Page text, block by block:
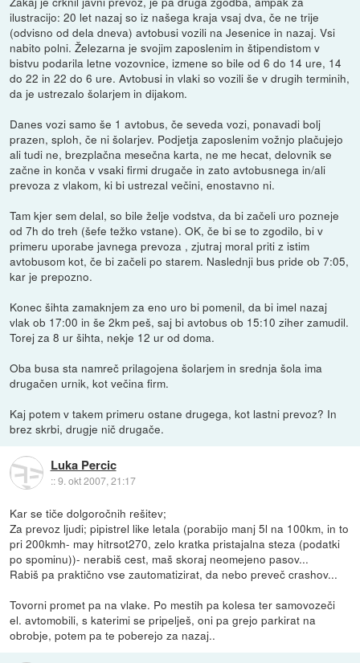
ilustracijo: 20 let nazaj so iz našega kraja vsaj dva, če ne trije
(odvisno od dela dneva) avtobusi vozili na Jesenice in nazaj. Vsi
nabito polni. Železarna je svojim zaposlenim in štipendistom v
bistvu podarila letne vozovnice, izmene so bile od 6 do 14 ure, 14
do 22 in 22 do 6 ure. Avtobusi in vlaki so vozili še v drugih terminih,
da je ustrezalo šolarjem in dijakom.
Danes vozi samo še 1 avtobus, če seveda vozi, ponavadi bolj
prazen, sploh, če ni šolarjev. Podjetja zaposlenim vožnjo plačujejo
ali tudi ne, brezplačna mesečna karta, ne me hecat, delovnik se
začne in konča v vsaki firmi drugače in zato avtobusnega in/ali
prevoza z vlakom, ki bi ustrezal večini, enostavno ni.
Tam kjer sem delal, so bile želje vodstva, da bi začeli uro pozneje
od 7h do treh (šefe težko vstane). OK, če bi se to zgodilo, bi v
primeru uporabe javnega prevoza , zjutraj moral priti z istim
avtobusom kot, če bi začeli po starem. Naslednji bus pride ob 7:05,
kar je prepozno.
Konec šihta zamaknjem za eno uro bi pomenil, da bi imel nazaj
vlak ob 17:00 in še 2km peš, saj bi avtobus ob 15:10 ziher zamudil.
Torej za 8 ur šihta, nekje 12 ur od doma.
Oba busa sta namreč prilagojena šolarjem in srednja šola ima
drugačen urnik, kot večina firm.
Kaj potem v takem primeru ostane drugega, kot lastni prevoz? In
brez skrbi, drugje nič drugače.
Luka Percic
::9. okt 2007, 21:17
Kar se tiče dolgoročnih rešitev;
Za prevoz ljudi; pipistrel like letala (porabijo manj 5l na 100km, in to
pri 200kmh- may hitrsot270, zelo kratka pristajalna steza (podatki
po spominu))- nerabiš cest, maš skoraj neomejeno pasov...
Rabiš pa praktično vse zautomatizirat, da nebo preveč crashov...
Tovorni promet pa na vlake. Po mestih pa kolesa ter samovozeči
el. avtomobili, s katerimi se pripelješ, oni pa grejo parkirat na
obrobje, potem pa te poberejo za nazaj..